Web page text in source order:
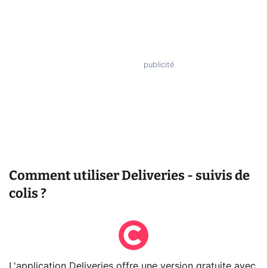
Comment utiliser Deliveries - suivis de
colis ?